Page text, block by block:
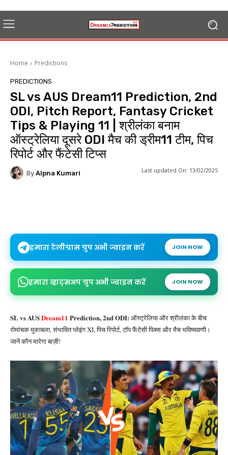
Home Predictions
PREDICTIONS
SL vs AUS Dream11 Prediction, 2nd
ODI, Pitch Report, Fantasy Cricket
Tips & Playing 11 | श्रीलंका बनाम
ऑस्ट्रेलिया दूसरे ODI मैच की ड्रीम11 टीम, पिच
रिपोर्ट और फैंटेसी टिप्स
By Alpna Kumari Last updated On: 13/02/2025
हमारा टेलीग्राम ग्रुप अभी ज्वाइन करें JOIN NOW
हमारा व्हाट्सअप ग्रुप अभी ज्वाइन करें JOIN NOW
SL vs AUSDream11 Prediction, 2nd ODI: ऑस्ट्रेलिया और श्रीलंका के बीच
रोमांचक मुकाबला, संभावित प्लेइंग XI, पिच रिपोर्ट, टॉप फैंटेसी पिक्स और मैच भविष्यवाणी।
जानें कौन मारेगा बाज़ी!